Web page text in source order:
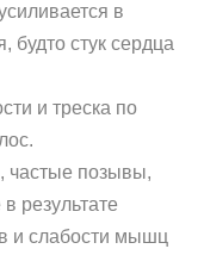
в
будто стук сердца
и треска по
частые позывы,
результате
и слабости мышц